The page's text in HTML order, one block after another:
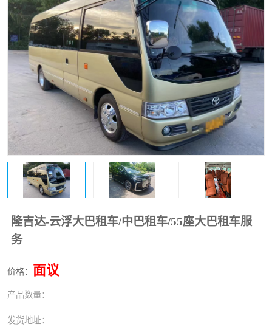
隆吉达-云浮大巴租车/中巴租车/55座大巴租车服
务
价格： 面议
产品数量：
发货地址：